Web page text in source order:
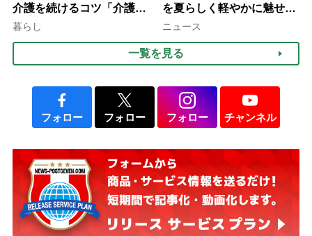
介護を続けるコツ「介護は
10年以上続くことも…3つ
みよう」【社会福祉士解
説】
暮らし
を夏らしく軽やかに魅せる
3つの着こなし法則
ニュース
一覧を見る
フォロー フォロー フォロー チャンネル